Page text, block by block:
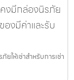
งมีกล่องนิรภัย
องมีค่าและรับ
ให้เช่าสำหรับการเช่า